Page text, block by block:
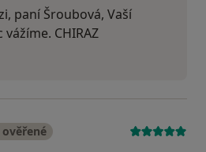
paní Šroubová, Vaší
CHIRAZ
ověřené